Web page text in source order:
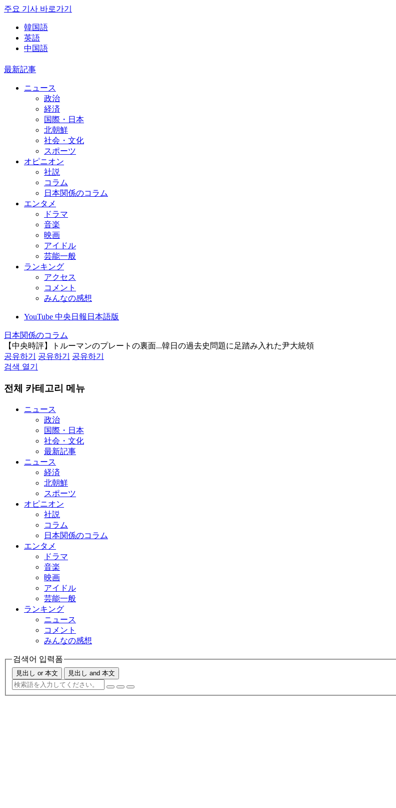
주요 기사 바로가기
韓国語
英語
中国語
最新記事
ニュース
政治
経済
国際・日本
北朝鮮
社会・文化
スポーツ
オピニオン
社説
コラム
日本関係のコラム
エンタメ
ドラマ
音楽
映画
アイドル
芸能一般
ランキング
アクセス
コメント
みんなの感想
YouTube 中央日報日本語版
日本関係のコラム
【中央時評】トルーマンのプレートの裏面...韓日の過去史問題に足踏み入れた尹大統領
공유하기
공유하기
공유하기
검색 열기
전체 카테고리 메뉴
ニュース
政治
国際・日本
社会・文化
最新記事
ニュース
経済
北朝鮮
スポーツ
オピニオン
社説
コラム
日本関係のコラム
エンタメ
ドラマ
音楽
映画
アイドル
芸能一般
ランキング
ニュース
コメント
みんなの感想
검색어 입력폼
見出し or 本文 見出し and 本文